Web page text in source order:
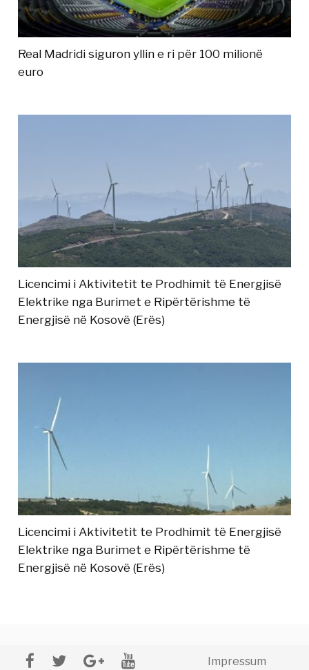
Real Madridi siguron yllin e ri për 100 milionë
euro
Licencimi i Aktivitetit te Prodhimit të Energjisë
Elektrike nga Burimet e Ripërtërishme të
Energjisë në Kosovë (Erës)
Licencimi i Aktivitetit te Prodhimit të Energjisë
Elektrike nga Burimet e Ripërtërishme të
Energjisë në Kosovë (Erës)
Impressum